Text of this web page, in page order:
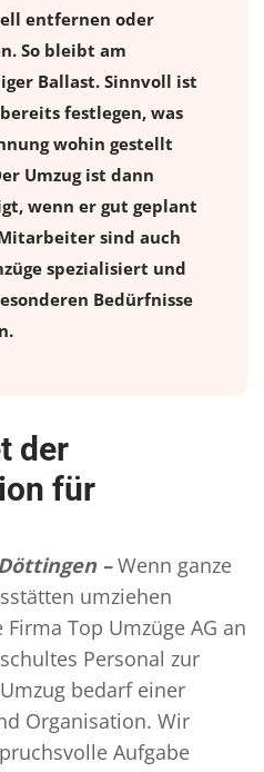
entfernen oder
So bleibt am
Ballast. Sinnvoll ist
festlegen, was
wohin gestellt
Umzug ist dann
wenn er gut geplant
sind auch
spezialisiert und
Bedürfnisse
der
für
– Wenn ganze
umziehen
Top Umzüge AG an
Personal zur
bedarf einer
Organisation. Wir
Aufgabe